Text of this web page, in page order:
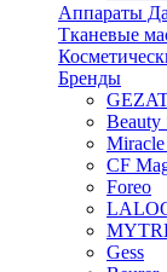
Аппараты
Тканевые
Бренды
Beauty
CF
Foreo
Gess